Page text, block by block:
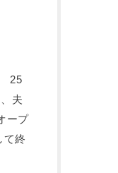
25
夫
ープ
て終